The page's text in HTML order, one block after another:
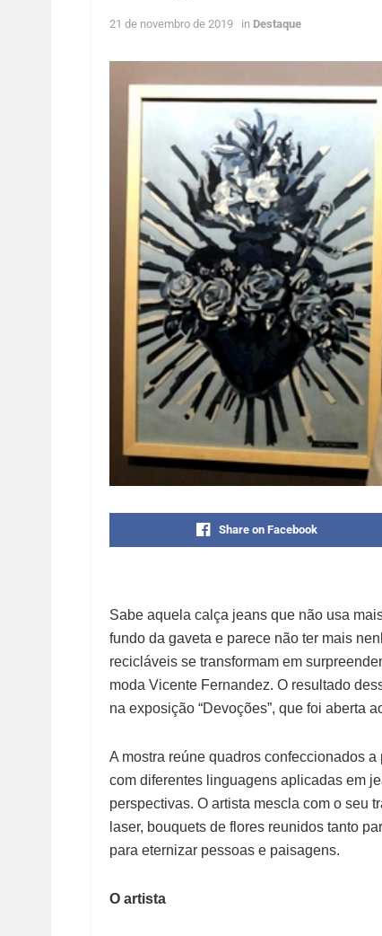
21 de novembro de 2019 in Destaque
Share on Facebook
Sabe aquela calça jeans que não usa
fundo da gaveta e parece não ter mais
recicláveis se transformam em
moda Vicente Fernandez. O resultado
na exposição “Devoções”, que foi aberta
A mostra reúne quadros confeccionados a
com diferentes linguagens aplicadas em
perspectivas. O artista mescla com o seu
laser, bouquets de flores reunidos tanto
para eternizar pessoas e paisagens.
O artista